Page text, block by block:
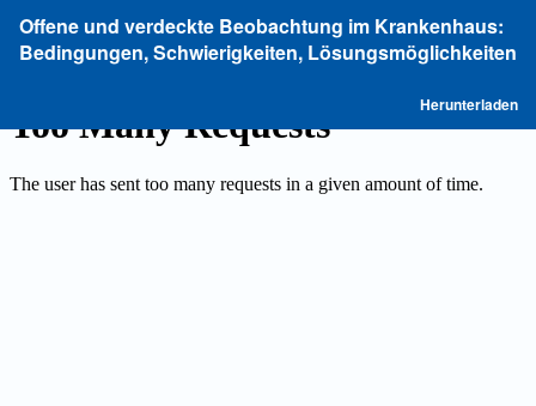
Artikeldetails
zurückkehren
Offene und verdeckte Beobachtung im Krankenhaus:
Bedingungen, Schwierigkeiten, Lösungsmöglichkeiten
Herunterladen